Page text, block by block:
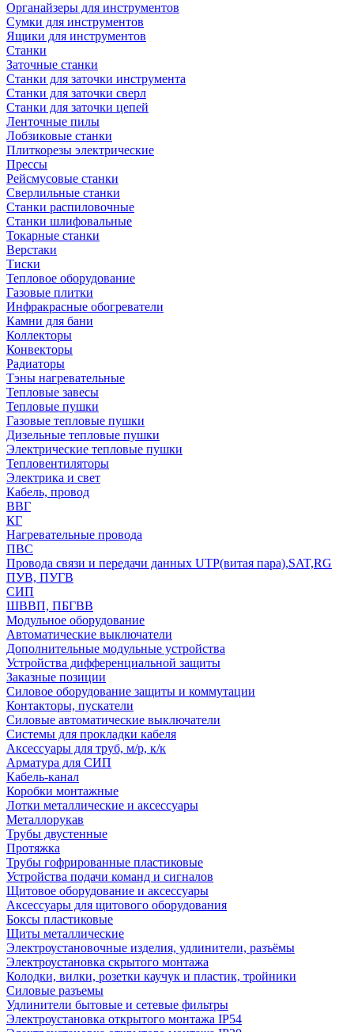
Органайзеры для инструментов
Сумки для инструментов
Ящики для инструментов
Станки
Заточные станки
Станки для заточки инструмента
Станки для заточки сверл
Станки для заточки цепей
Ленточные пилы
Лобзиковые станки
Плиткорезы электрические
Прессы
Рейсмусовые станки
Сверлильные станки
Станки распиловочные
Станки шлифовальные
Токарные станки
Верстаки
Тиски
Тепловое оборудование
Газовые плитки
Инфракрасные обогреватели
Камни для бани
Коллекторы
Конвекторы
Радиаторы
Тэны нагревательные
Тепловые завесы
Тепловые пушки
Газовые тепловые пушки
Дизельные тепловые пушки
Электрические тепловые пушки
Тепловентиляторы
Электрика и свет
Кабель, провод
ВВГ
КГ
Нагревательные провода
ПВС
Провода связи и передачи данных UTP(витая пара),SAT,RG
ПУВ, ПУГВ
СИП
ШВВП, ПБГВВ
Модульное оборудование
Автоматические выключатели
Дополнительные модульные устройства
Устройства дифференциальной защиты
Заказные позиции
Силовое оборудование защиты и коммутации
Контакторы, пускатели
Силовые автоматические выключатели
Системы для прокладки кабеля
Аксессуары для труб, м/р, к/к
Арматура для СИП
Кабель-канал
Коробки монтажные
Лотки металлические и аксессуары
Металлорукав
Трубы двустенные
Протяжка
Трубы гофрированные пластиковые
Устройства подачи команд и сигналов
Щитовое оборудование и аксессуары
Аксессуары для щитового оборудования
Боксы пластиковые
Щиты металлические
Электроустановочные изделия, удлинители, разъёмы
Электроустановка скрытого монтажа
Колодки, вилки, розетки каучук и пластик, тройники
Силовые разъемы
Удлинители бытовые и сетевые фильтры
Электроустановка открытого монтажа IP54